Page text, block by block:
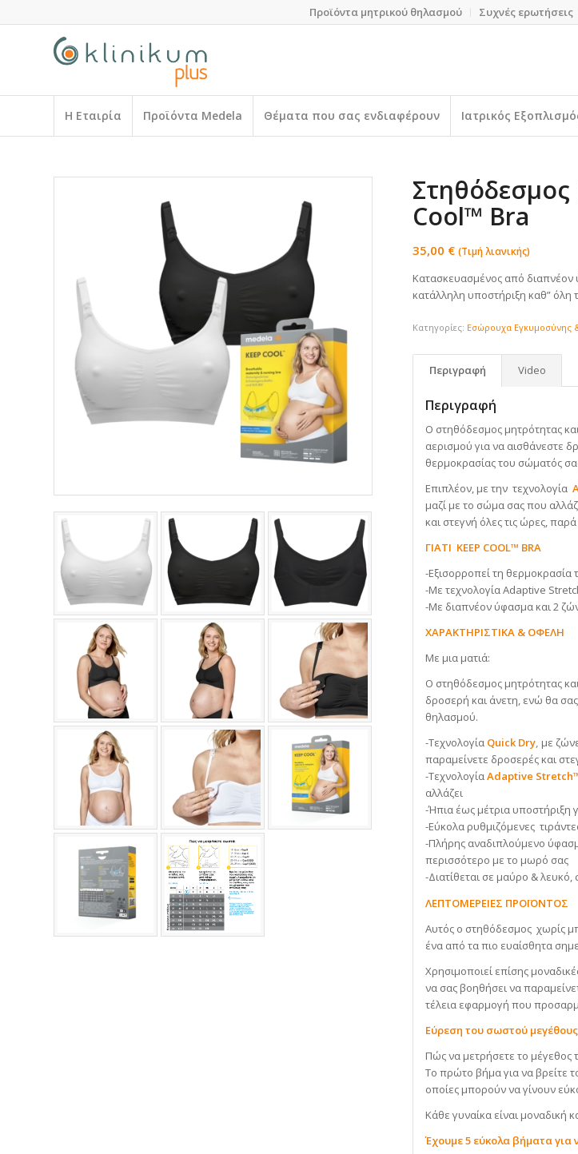
Προϊόντα μητρικού θηλασμού Συχνές ερωτήσεις
Η Εταιρία Προϊόντα Medela Θέματα που σας ενδιαφέρουν Ιατρικός
Cool™ Bra
35,00 € (Τιμή λιανικής)
Κατασκευασμένος από
κατάλληλη υποστήριξη καθ” όλη
Κατηγορίες: Εσώρουχα Εγκυμοσύνης
Περιγραφή Video
Περιγραφή
Ο στηθόδεσμος μητρότητας
αερισμού για να αισθάνεστε
θερμοκρασίας του σώματός
Επιπλέον, με την τεχνολογία
μαζί με το σώμα σας που
και στεγνή όλες τις ώρες,
ΓΙΑΤΙ KEEP COOL™ BRA
-Εξισορροπεί τη
-Με τεχνολογία Adaptive
-Με διαπνέον ύφασμα και 2
ΧΑΡΑΚΤΗΡΙΣΤΙΚΑ & ΟΦΕΛΗ
Με μια ματιά:
Ο στηθόδεσμος μητρότητας
δροσερή και άνετη, ενώ θα
θηλασμού.
-Τεχνολογία Quick Dry, με
παραμείνετε δροσερές και
-ΤεχνολογίαAdaptive
αλλάζει
-Ήπια έως μέτρια υποστήριξη
-Εύκολα ρυθμιζόμενες
-Πλήρης αναδιπλούμενο
περισσότερο με το μωρό σας
-Διατίθεται σε μαύρο & λευκό,
ΛΕΠΤΟΜΕΡΕΙΕΣ ΠΡΟΪΟΝΤΟΣ
Αυτός ο στηθόδεσμος χωρίς
ένα από τα πιο ευαίσθητα
Χρησιμοποιεί επίσης
να σας βοηθήσει να
τέλεια εφαρμογή που
Εύρεση του σωστού μεγέθους
Πώς να μετρήσετε το
Το πρώτο βήμα για να βρείτε
οποίες μπορούν να γίνουν
Κάθε γυναίκα είναι μοναδική
Έχουμε 5 εύκολα βήματα για